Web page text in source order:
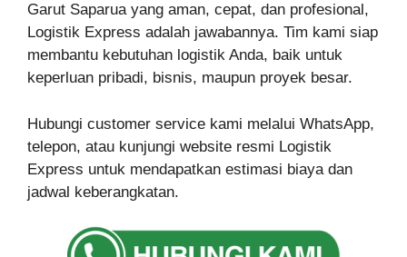
Garut Saparua yang aman, cepat, dan profesional,
Logistik Express adalah jawabannya. Tim kami siap
membantu kebutuhan logistik Anda, baik untuk
keperluan pribadi, bisnis, maupun proyek besar.
Hubungi customer service kami melalui WhatsApp,
telepon, atau kunjungi website resmi Logistik
Express untuk mendapatkan estimasi biaya dan
jadwal keberangkatan.